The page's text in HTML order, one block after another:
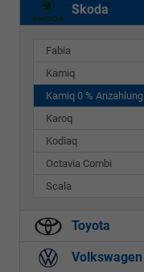
Skoda
Fabia
Kamiq
Kamiq 0 % Anzahlung
Karoq
Kodiaq
Octavia Combi
Scala
Toyota
Volkswagen